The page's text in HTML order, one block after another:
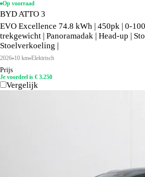
Op voorraad
BYD ATTO 3
EVO Excellence 74.8 kWh | 450pk | 0-
trekgewicht | Panoramadak | Head-up |
Stoelverkoeling |
2026 10 km Elektrisch
Prijs
Je voordeel is € 3.250
Vergelijk